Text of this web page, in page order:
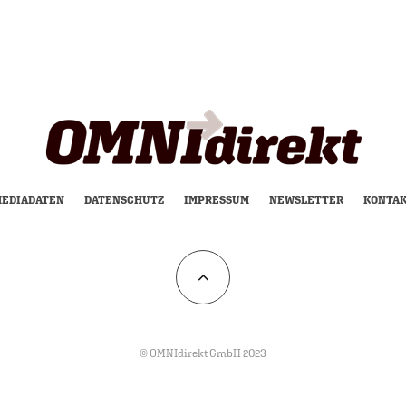
DATENSCHUTZ IMPRESSUM NEWSLETTER
© OMNIdirekt GmbH 2023